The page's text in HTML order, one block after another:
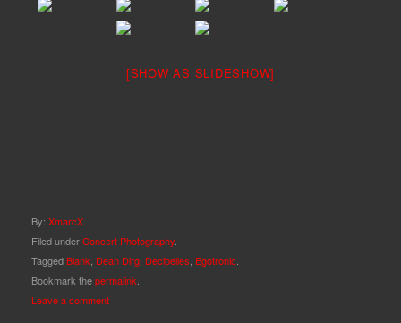
[SHOW AS SLIDESHOW]
By: XmarcX
Filed underConcert Photography
TaggedBlank Dean Dirg Decibelles Egotronic
Bookmark thepermalink
Leave a comment